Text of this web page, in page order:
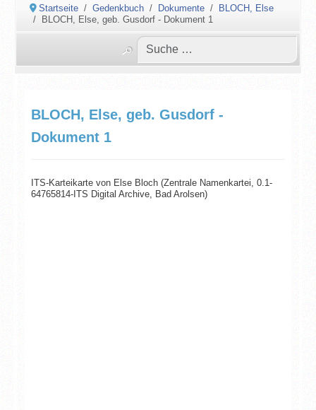
Startseite Gedenkbuch Dokumente
BLOCH, Else
BLOCH, Else, geb. Gusdorf - Dokument 1
BLOCH, Else, geb. Gusdorf -
Dokument 1
ITS-Karteikarte von Else Bloch (Zentrale Namenkartei, 0.1-
64765814-ITS Digital Archive, Bad Arolsen)